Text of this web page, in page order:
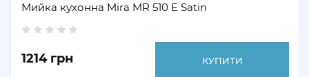
Мийка кухонна Mira MR 510 E Satin
1214 грн КУПИТИ